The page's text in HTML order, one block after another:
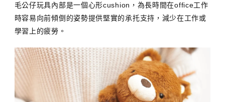
毛公仔玩具內部是一個心形cushion，為長時間在office工作
時容易向前傾倒的姿勢提供堅實的承托支持，減少在工作或
學習上的疲勞。